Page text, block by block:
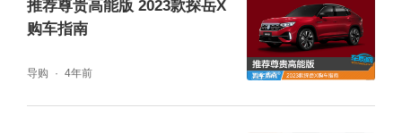
推荐尊贵高能版 2023款探岳X
购车指南
导购 4年前